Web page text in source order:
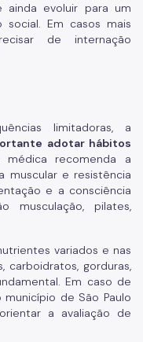
ainda evoluir para um
Em casos mais
de internação
limitadoras, a
adotar hábitos
médica recomenda a
muscular e resistência
e a consciência
musculação, pilates,
variados e nas
carboidratos, gorduras,
Em caso de
de São Paulo
a avaliação de